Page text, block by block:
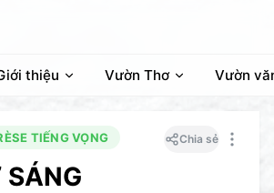
thiệu Vườn Thơ Vườn
TIẾNG VỌNG Chia sẻ